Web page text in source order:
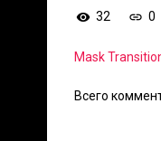
32
0
Mask
Всего